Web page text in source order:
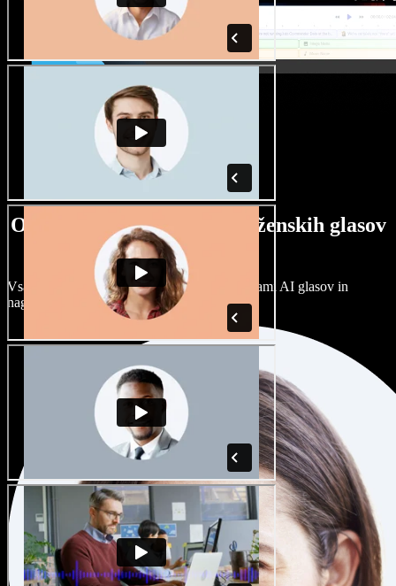
Ogromna izbira moških in ženskih glasov
ter naglasov
Vsak projekt je unikaten. Izbirajte med stotinami AI glasov in
naglasov ter jih prilagodite po svoje.